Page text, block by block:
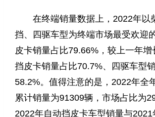
在终端销量数据上，2022年以
挡、四驱车型为终端市场最受欢迎
皮卡销量占比79.66%，较上一年增
挡皮卡销量占比70.7%、四驱车型
58.2%。值得注意的是，2022年全
累计销量为91309辆，市场占比为
2022年自动挡皮卡车型销量与2021